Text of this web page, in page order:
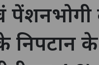
निपटान